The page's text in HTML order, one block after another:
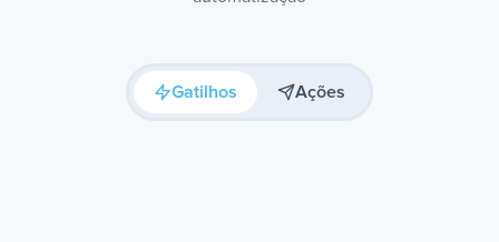
Gatilhos Ações